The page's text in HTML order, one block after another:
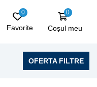
0
Favorite
0
Coșul meu
OFERTA FILTRE